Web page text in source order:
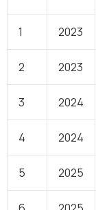
1 2023
2 2023
3 2024
4 2024
5 2025